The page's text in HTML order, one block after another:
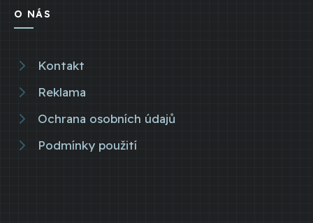
O NÁS
Kontakt
Reklama
Ochrana osobních údajů
Podmínky použití